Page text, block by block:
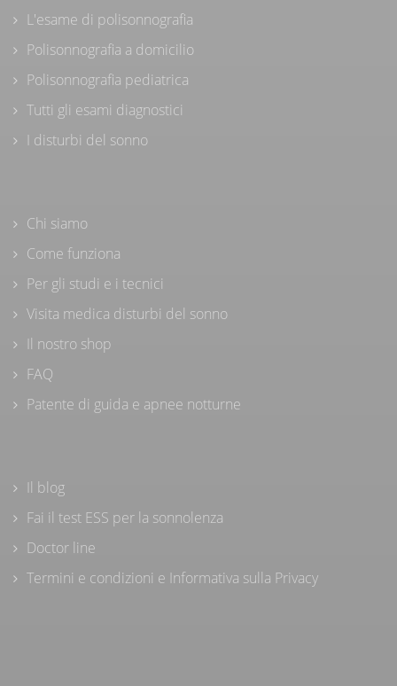
L'esame di polisonnografia
Polisonnografia a domicilio
Polisonnografia pediatrica
Tutti gli esami diagnostici
I disturbi del sonno
Chi siamo
Come funziona
Per gli studi e i tecnici
Visita medica disturbi del sonno
Il nostro shop
FAQ
Patente di guida e apnee notturne
Il blog
Fai il test ESS per la sonnolenza
Doctor line
Termini e condizioni e Informativa sulla Privacy